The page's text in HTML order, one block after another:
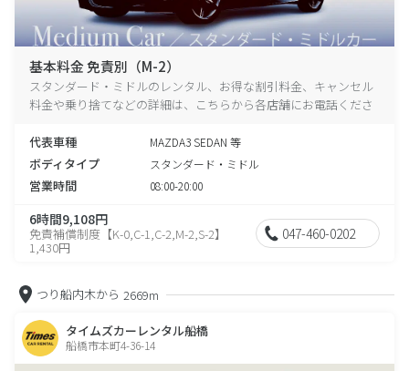
基本料金 免責別（M-2）
スタンダード・ミドルのレンタル、お得な割引料金、キャンセル
料金や乗り捨てなどの詳細は、こちらから各店舗にお電話くださ
代表車種
MAZDA3 SEDAN 等
ボディタイプ スタンダード・ミドル
営業時間 08:00-20:00
6時間9,108円
免責補償制度【K-0,C-1,C-2,M-2,S-2】
1,430円
047-460-0202
つり船内木から 2669m
タイムズカーレンタル船橋
船橋市本町4-36-14